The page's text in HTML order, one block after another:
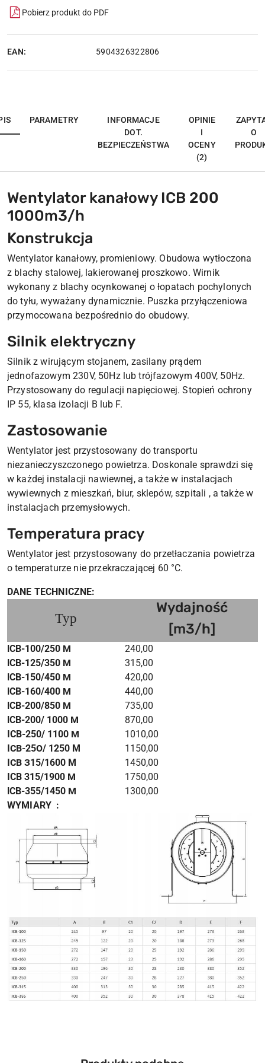
Pobierz produkt do PDF
EAN: 5904326322806
PARAMETRY
INFORMACJE
DOT.
BEZPIECZEŃSTWA
OPINIE
I
OCENY
(2)
O
Wentylator kanałowy ICB 200
1000m3/h
Konstrukcja
Wentylator kanałowy, promieniowy. Obudowa wytłoczona
z blachy stalowej, lakierowanej proszkowo. Wirnik
wykonany z blachy ocynkowanej o łopatach pochylonych
do tyłu, wyważany dynamicznie. Puszka przyłączeniowa
przymocowana bezpośrednio do obudowy.
Silnik elektryczny
Silnik z wirującym stojanem, zasilany prądem
jednofazowym 230V, 50Hz lub trójfazowym 400V, 50Hz.
Przystosowany do regulacji napięciowej. Stopień ochrony
IP 55, klasa izolacji B lub F.
Zastosowanie
Wentylator jest przystosowany do transportu
niezanieczyszczonego powietrza. Doskonale sprawdzi się
w każdej instalacji nawiewnej, a także w instalacjach
wywiewnych z mieszkań, biur, sklepów, szpitali , a także w
instalacjach przemysłowych.
Temperatura pracy
Wentylator jest przystosowany do przetłaczania powietrza
o temperaturze nie przekraczającej 60 °C.
DANE TECHNICZNE:
Тур
Wydajność
[m3/h]
lCB-100/250 М 240,00
lCB-125/350 М
315,00
lCB-150/450 М
420,00
lCB-160/400 М
440,00
lCB-200/850 М
735,00
lCB-200/ 1000 М
870,00
ICB-250/ 1100 М
1010,00
IСВ-25О/ 1250 M
1150,00
IСВ З15/1600 M
1450,00
ICB 315/1900 М
1750,00
lCB-355/1450 М
1300,00
WYMIARY :